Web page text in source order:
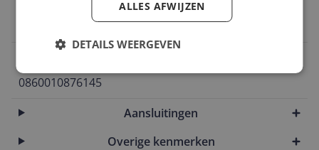
1 paar Sleepbuds
0860010876145
Aansluitingen
Overige kenmerken
ALLES AFWIJZEN
DETAILS WEERGEVEN